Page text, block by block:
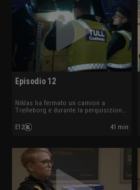
Episodio 12
Niklas ha fermato un camion a
Trelleborg e durante la perquisizione
un sospetto fabbricante di bombe.
E12 41 min